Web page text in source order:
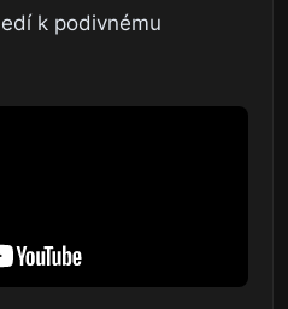
k podivnému